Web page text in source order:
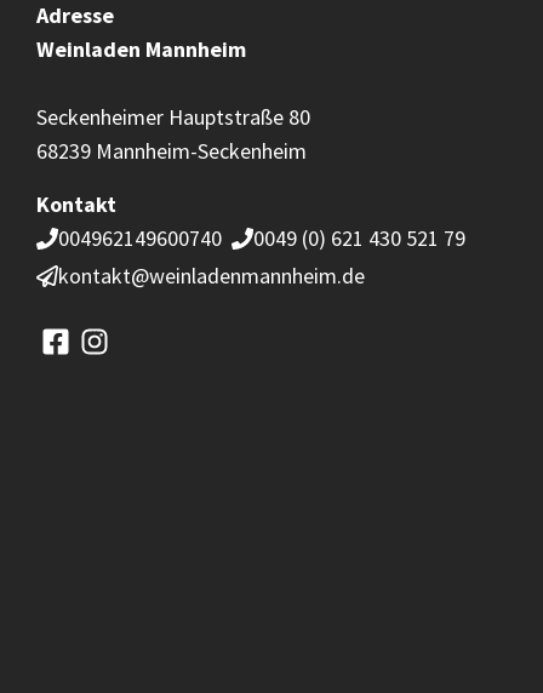
Adresse
Weinladen Mannheim
Seckenheimer Hauptstraße 80
68239 Mannheim-Seckenheim
Kontakt
004962149600740
0049 (0) 621 430 521 79
kontakt@weinladenmannheim.de